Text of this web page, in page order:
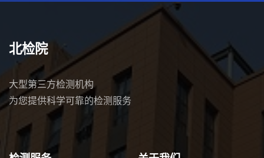
北检院
大型第三方检测机构
为您提供科学可靠的检测服务